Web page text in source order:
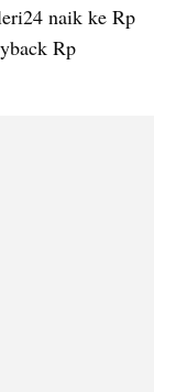
naik ke Rp
Rp